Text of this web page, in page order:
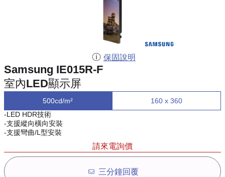
保固說明
Samsung IE015R-F
室內LED顯示屏
500cd/m²
160 x 360
-LED HDR技術
-支援縱向橫向安裝
-支援彎曲/L型安裝
請來電詢價
三分鐘回覆